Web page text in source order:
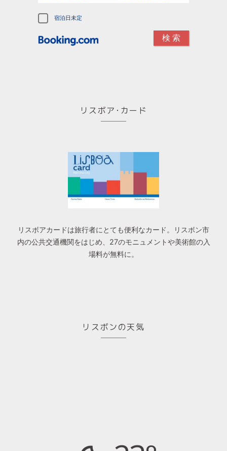
宿泊日未定
リスボア･カード
リスボアカードは旅行者にとても便利なカード。リスボン市
内の公共交通機関をはじめ、27のモニュメントや美術館の入
場料が無料に。
リスボンの天気